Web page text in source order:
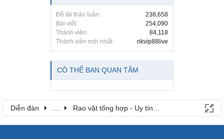
Đề tài thảo luận:
238,658
Bài viết:
254,090
Thành viên:
84,118
Thành viên mới nhất:
rikvip88live
CÓ THỂ BẠN QUAN TÂM
Diễn đàn Rao vặt tổng hợp - Uy tín - Miễn phí